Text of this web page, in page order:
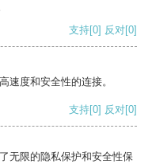
支持[0] 反对[0]
速度和安全性的连接。
支持[0] 反对[0]
无限的隐私保护和安全性保